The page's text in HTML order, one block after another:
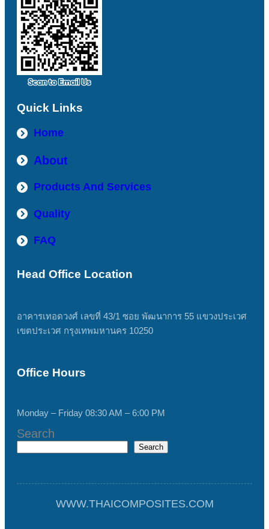
Quick Links
Home
About
Products And Services
Quality
FAQ
Head Office Location
อาคารเทอดวงศ์ เลขที่ 43/1 ซอย พัฒนาการ 55 แขวงประเวศ
เขตประเวศ กรุงเทพมหานคร 10250
Office Hours
Monday – Friday 08:30 AM – 6:00 PM
Search
Search
WWW.THAICOMPOSITES.COM